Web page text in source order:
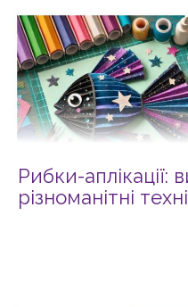
Рибки-
різноманітні